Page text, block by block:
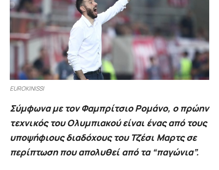
EUROKINISSI
Σύμφωνα με τον Φαμπρίτσιο Ρομάνο, ο πρώην
τεχνικός του Ολυμπιακού είναι ένας από τους
υποψήφιους διαδόχους του Τζέσι Μαρτς σε
περίπτωση που απολυθεί από τα “παγώνια”.